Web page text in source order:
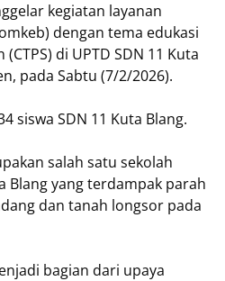
kegiatan layanan
dengan tema edukasi
di UPTD SDN 11 Kuta
pada Sabtu (7/2/2026).
siswa SDN 11 Kuta Blang.
salah satu sekolah
Blang yang terdampak parah
dan tanah longsor pada
bagian dari upaya